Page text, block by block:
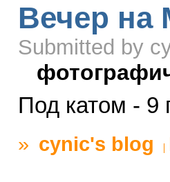
Вечер на
Submitted by
Под катом - 9
» cynic's blog